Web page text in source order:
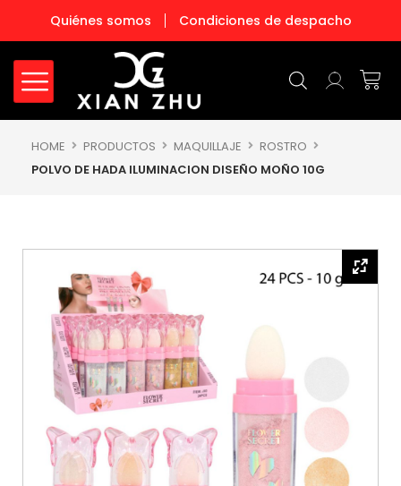
contenido
Quiénes somos Condiciones de despacho
HOME PRODUCTOS MAQUILLAJE
ROSTRO
POLVO DE HADA ILUMINACION DISEÑO MOÑO 10G